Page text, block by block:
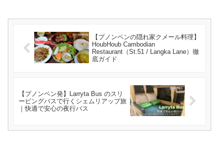
【プノンペンの隠れ家クメール料理】
HoubHoub Cambodian
Restaurant（St.51 / Langka Lane）徹
底ガイド
【プノンペン発】Larryta Bus のスリ
ーピングバスで行くシェムリアップ旅
｜快適で安心の夜行バス